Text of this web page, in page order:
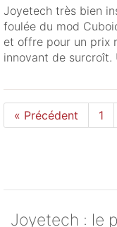
Joyetech très bien
foulée du mod
et offre pour un prix
innovant de surcroît.
« Précédent 1
Joyetech : le